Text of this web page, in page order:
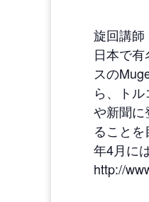
旋回講師
日本で
スの
ら、ト
や新聞に
ること
年4月に
http://